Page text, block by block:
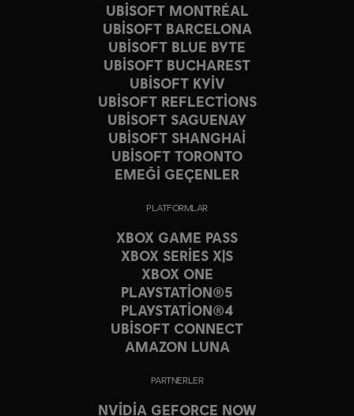
UBISOFT MONTRÉAL
UBISOFT BARCELONA
UBISOFT BLUE BYTE
UBISOFT BUCHAREST
UBISOFT KYIV
UBISOFT REFLECTIONS
UBISOFT SAGUENAY
UBISOFT SHANGHAI
UBISOFT TORONTO
EMEĞİ GEÇENLER
PLATFORMLAR
XBOX GAME PASS
XBOX SERIES X|S
XBOX ONE
PLAYSTATION®5
PLAYSTATION®4
UBISOFT CONNECT
AMAZON LUNA
PARTNERLER
NVIDIA GEFORCE NOW